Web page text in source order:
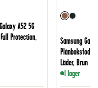
A52 5G
Protection,
Samsung
Läder, Brun
I lager